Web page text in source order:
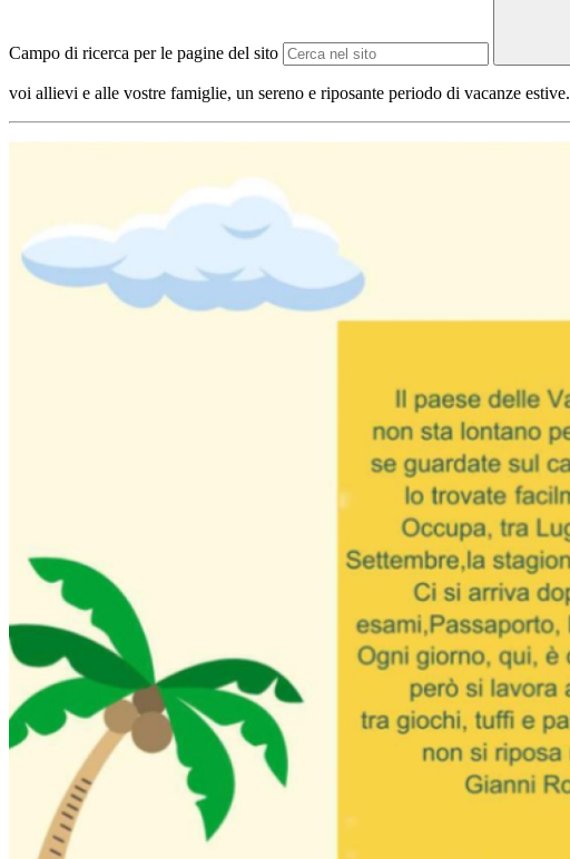
Campo di ricerca per le pagine del sito
voi allievi e alle vostre famiglie, un sereno e riposante periodo di vacanze estive.